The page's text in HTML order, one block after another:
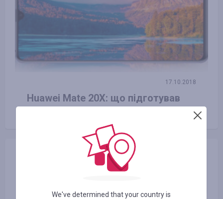
17.10.2018
Huawei Mate 20X: що підготував
We've determined that your country is